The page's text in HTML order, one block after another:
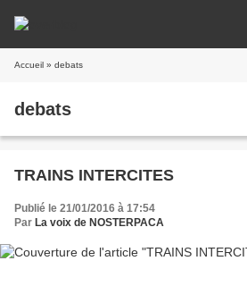
Accueil » debats
debats
TRAINS INTERCITES
Publié le 21/01/2016 à 17:54
Par La voix de NOSTERPACA